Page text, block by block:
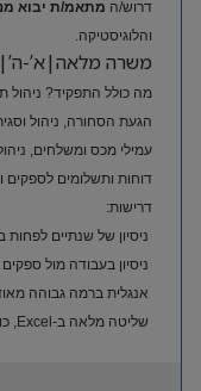
דרוש/ה מתאמ/ת יבוא
והלוגיסטיקה.
משרה מלאה|א’-ה’|8:00-17:00
מה כולל התפקיד? ניהול
הגעת הסחורה, ניהול
עמילי מכס ומשלחים,
דוחות ותשלומים לספקים
דרישות:
ניסיון של שנתיים
ניסיון בעבודה מול
אנגלית ברמה גבוהה
שליטה מלאה ב-Excel, כולל נוסחאות – חובה